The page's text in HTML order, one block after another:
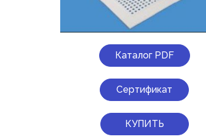
Каталог PDF
Сертификат
КУПИТЬ